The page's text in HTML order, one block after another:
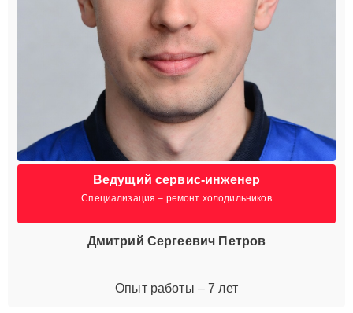
Ведущий сервис-инженер
Специализация – ремонт холодильников
Дмитрий Сергеевич Петров
Опыт работы – 7 лет